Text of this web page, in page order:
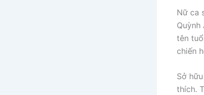
Nữ ca
tên
chiến
Sở
thích.